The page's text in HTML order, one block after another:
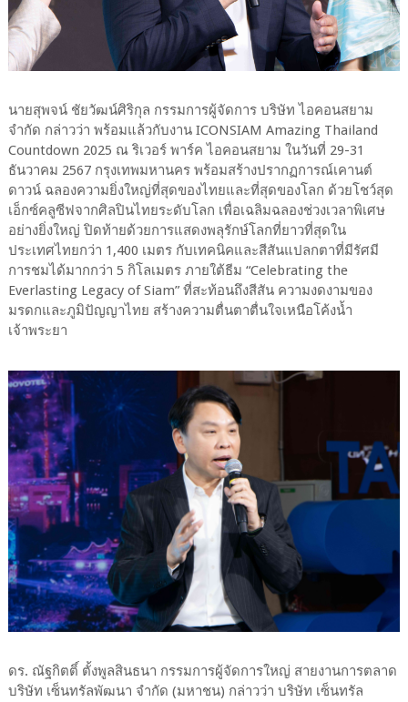
นายสุพจน์ ชัยวัฒน์ศิริกุล กรรมการผู้จัดการ บริษัท ไอคอนสยาม
จำกัด กล่าวว่า พร้อมแล้วกับงาน ICONSIAM Amazing Thailand
Countdown 2025 ณ ริเวอร์ พาร์ค ไอคอนสยาม ในวันที่ 29-31
ธันวาคม 2567 กรุงเทพมหานคร พร้อมสร้างปรากฏการณ์เคานต์
ดาวน์ ฉลองความยิ่งใหญ่ที่สุดของไทยและที่สุดของโลก ด้วยโชว์สุด
เอ็กซ์คลูซีฟจากศิลปินไทยระดับโลก เพื่อเฉลิมฉลองช่วงเวลาพิเศษ
อย่างยิ่งใหญ่ ปิดท้ายด้วยการแสดงพลุรักษ์โลกที่ยาวที่สุดใน
ประเทศไทยกว่า 1,400 เมตร กับเทคนิคและสีสันแปลกตาที่มีรัศมี
การชมได้มากกว่า 5 กิโลเมตร ภายใต้ธีม “Celebrating the
Everlasting Legacy of Siam” ที่สะท้อนถึงสีสัน ความงดงามของ
มรดกและภูมิปัญญาไทย สร้างความตื่นตาตื่นใจเหนือโค้งน้ำ
เจ้าพระยา
ดร. ณัฐกิตติ์ ตั้งพูลสินธนา กรรมการผู้จัดการใหญ่ สายงานการตลาด
บริษัท เซ็นทรัลพัฒนา จำกัด (มหาชน) กล่าวว่า บริษัท เซ็นทรัล